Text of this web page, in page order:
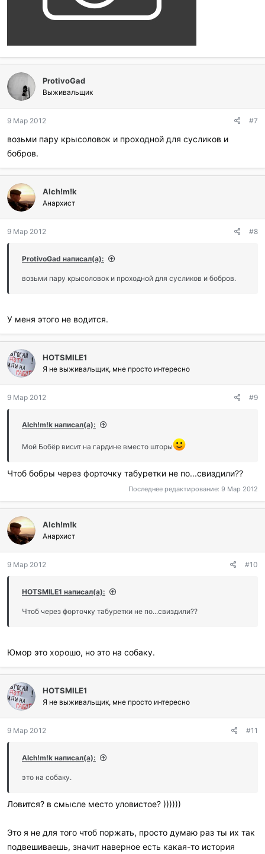
ProtivoGad
Выживальщик
9 Мар 2012 #7
возьми пару крысоловок и проходной для сусликов и
бобров.
Alch!m!k
Анархист
9 Мар 2012 #8
ProtivoGad написал(а):
возьми пару крысоловок и проходной для сусликов и бобров.
У меня этого не водится.
HOTSMILE1
Я не выживальщик, мне просто интересно
9 Мар 2012 #9
Alch!m!k написал(а):
Мой Бобёр висит на гардине вместо шторы
Чтоб бобры через форточку табуретки не по...свиздили??
Последнее редактирование: 9 Мар 2012
Alch!m!k
Анархист
9 Мар 2012 #10
HOTSMILE1 написал(а):
Чтоб через форточку табуретки не по...свиздили??
Юмор это хорошо, но это на собаку.
HOTSMILE1
Я не выживальщик, мне просто интересно
9 Мар 2012 #11
Alch!m!k написал(а):
это на собаку.
Ловится? в смысле место уловистое? ))))))
Это я не для того чтоб поржать, просто думаю раз ты их так
подвешиваешь, значит наверное есть какая-то история